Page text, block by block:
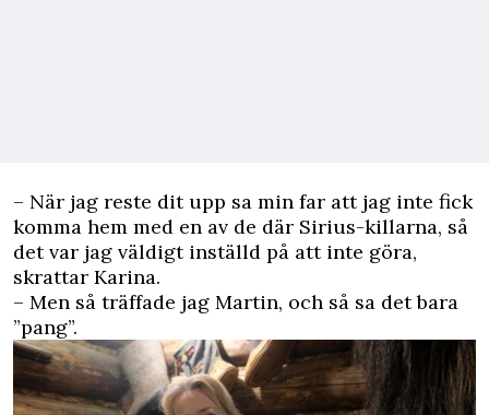
– När jag reste dit upp sa min far att jag inte fick
komma hem med en av de där Sirius-killarna, så
det var jag väldigt inställd på att inte göra,
skrattar Karina.
– Men så träffade jag Martin, och så sa det bara
”pang”.